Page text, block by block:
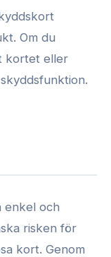
Om du
kortet eller
enkel och
risken för
kort. Genom